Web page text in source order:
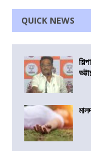
QUICK NEWS